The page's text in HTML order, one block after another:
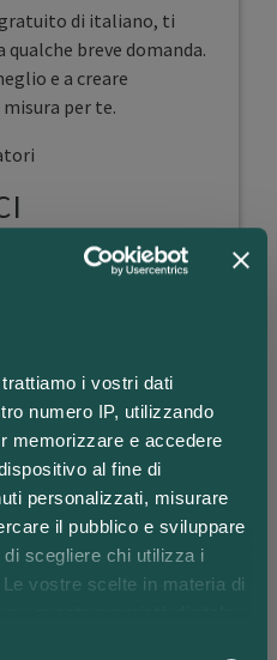
trattiamo i vostri dati
numero IP, utilizzando
memorizzare e accedere
al fine di
personalizzati, misurare
il pubblico e sviluppare
scegliere chi utilizza i
vostre scelte in materia di
di italiano, ti
breve domanda.
e a creare
misura per te.